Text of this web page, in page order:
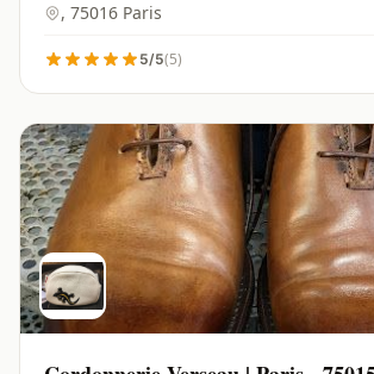
, 75016 Paris
5/5(5)